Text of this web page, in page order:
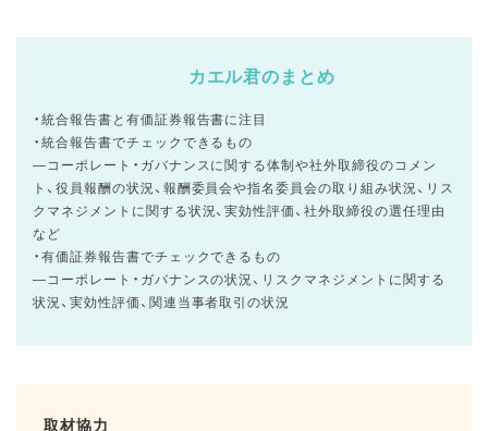
カエル君のまとめ
・統合報告書と有価証券報告書に注目
・統合報告書でチェックできるもの
―コーポレート・ガバナンスに関する体制や社外取締役のコメン
ト、役員報酬の状況、報酬委員会や指名委員会の取り組み状況、リス
クマネジメントに関する状況、実効性評価、社外取締役の選任理由
など
・有価証券報告書でチェックできるもの
―コーポレート・ガバナンスの状況、リスクマネジメントに関する
状況、実効性評価、関連当事者取引の状況
取材協力